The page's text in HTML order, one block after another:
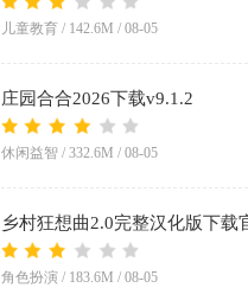
儿童教育 / 142.6M / 08-05
庄园合合2026下载v9.1.2
休闲益智 / 332.6M / 08-05
乡村狂想曲2.0完整汉化版下载
新版v2.0
角色扮演 / 183.6M / 08-05